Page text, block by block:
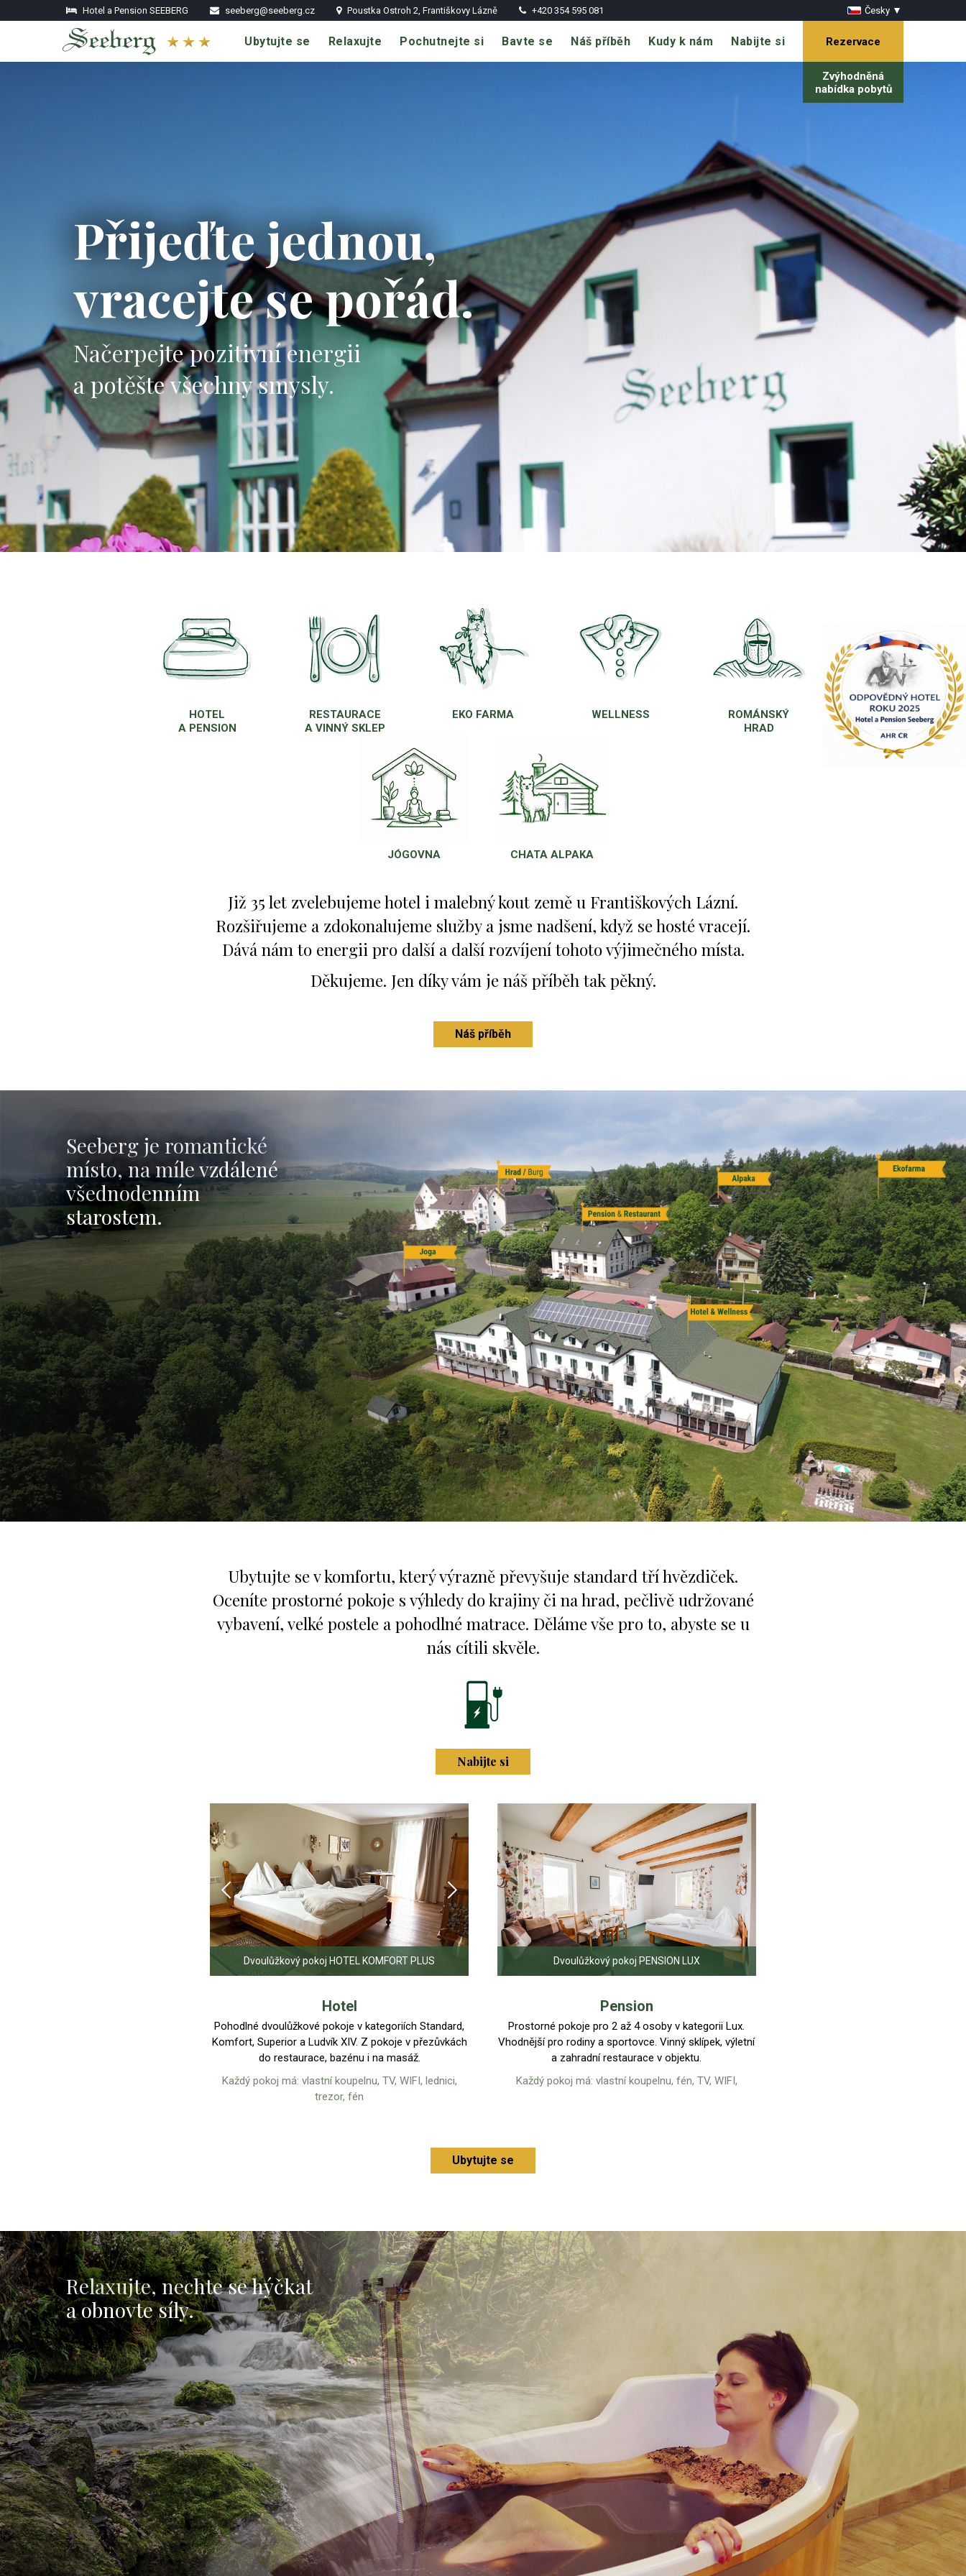
Hotel a Pension SEEBERG seeberg@seeberg.cz Poustka Ostroh 2, Františkovy Lázně +420 354 595 081 Česky
Ubytujte se Relaxujte Pochutnejte si Bavte se Náš příběh Kudy k nám Nabijte si Rezervace
Zvýhodněná
nabídka pobytů
Přijeďte jednou,
vracejte se pořád.
a potěšte všechny smysly.
HOTEL
A PENSION
RESTAURACE
A VINNÝ SKLEP
EKO FARMA WELLNESS
ROMÁNSKÝ
HRAD
JÓGOVNA CHATA ALPAKA
Již 35 let zvelebujeme hotel i malebný kout země u Františkových Lázní.
Rozšiřujeme a zdokonalujeme služby a jsme nadšení, když se hosté vracejí.
Dává nám to energii pro další a další rozvíjení tohoto výjimečného místa.
Děkujeme. Jen díky vám je náš příběh tak pěkný.
Náš příběh
Seeberg je romantické
místo, na míle vzdálené
Ubytujte se v komfortu, který výrazně převyšuje standard tří hvězdiček.
Oceníte prostorné pokoje s výhledy do krajiny či na hrad, pečlivě udržované
vybavení, velké postele a pohodlné matrace. Děláme vše pro to, abyste se u
pokoj HOTEL KOMFORT PLUS Dvoulůžkový pokoj HOTEL KOMFORT Dvoulůžkový pokoj HOTEL STANDARD Dvoulůžkový pokoj HOTEL SUPERIOR
Hotel
Pohodlné dvoulůžkové pokoje v kategoriích Standard,
Komfort, Superior a Ludvík XIV. Z pokoje v přezůvkách
do restaurace, bazénu i na masáž.
Každý pokoj má: vlastní koupelnu, TV, WIFI, lednici,
trezor, fén
Dvoulůžkový pokoj PENSION LUX Dvoulůžkový pokoj PENSION LUX Dvoulůžkový pokoj PENSION LUX Dvoulůžkový pokoj PENSION LUX
Pension
Prostorné pokoje pro 2 až 4 osoby v kategorii Lux.
Vhodnější pro rodiny a sportovce. Vinný sklípek, výletní
a zahradní restaurace v objektu.
Každý pokoj má: vlastní koupelnu, fén, TV, WIFI,